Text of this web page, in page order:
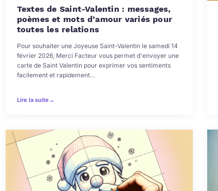
Textes de Saint-Valentin : messages,
poèmes et mots d’amour variés pour
toutes les relations
Pour souhaiter une Joyeuse Saint-Valentin le samedi 14
février 2026, Merci Facteur vous permet d'envoyer une
carte de Saint Valentin pour exprimer vos sentiments
facilement et rapidement…
Lire la suite →